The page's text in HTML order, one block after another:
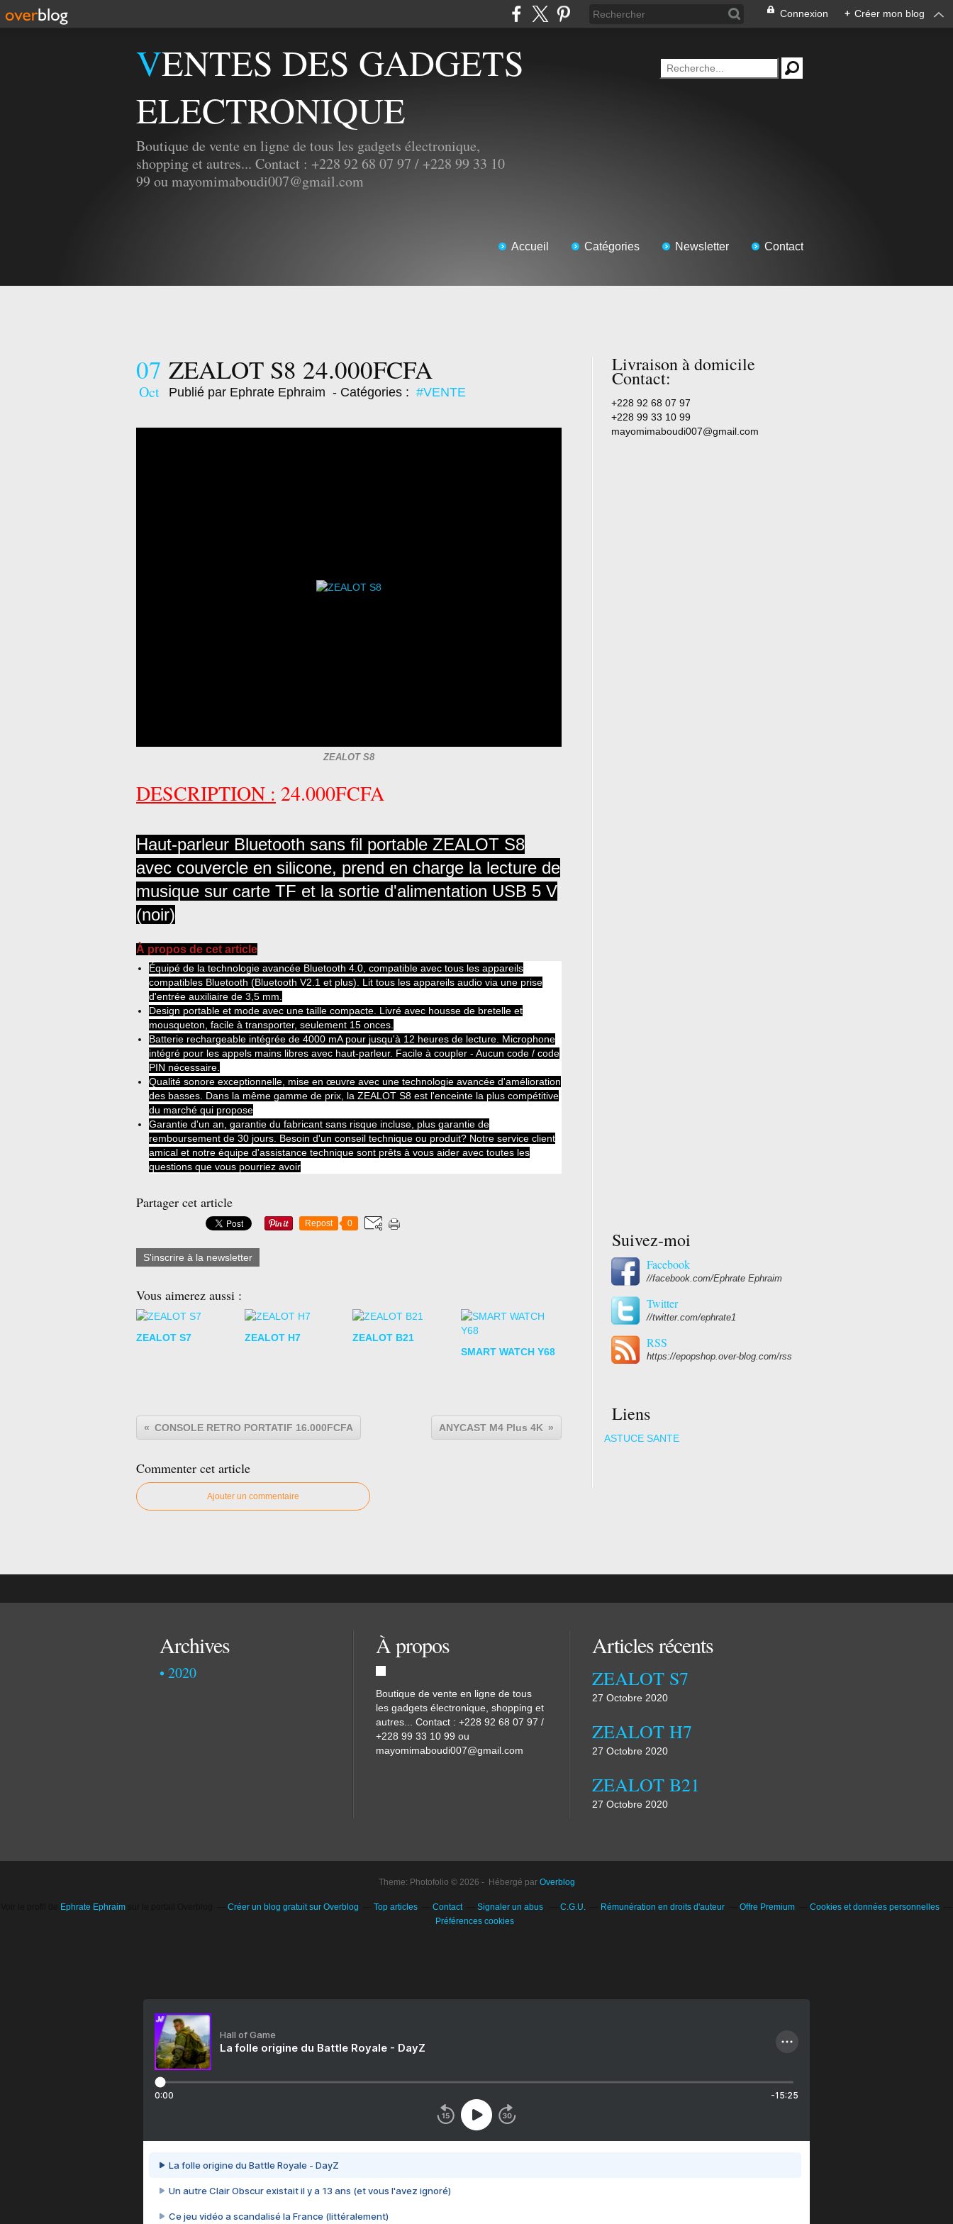
Connexion + Créer mon blog
VENTES DES GADGETS
ELECTRONIQUE
Boutique de vente en ligne de tous les gadgets électronique,
shopping et autres... Contact : +228 92 68 07 97 / +228 99 33 10
99 ou mayomimaboudi007@gmail.com
Accueil Catégories Newsletter Contact
07
Oct
ZEALOT S8 24.000FCFA
Publié par Ephrate Ephraim - Catégories : #VENTE
ZEALOT S8
DESCRIPTION : 24.000FCFA
Haut-parleur Bluetooth sans fil portable ZEALOT S8
avec couvercle en silicone, prend en charge la lecture de
musique sur carte TF et la sortie d'alimentation USB 5 V
(noir)
À propos de cet article
Équipé de la technologie avancée Bluetooth 4.0, compatible avec tous les appareils
compatibles Bluetooth (Bluetooth V2.1 et plus). Lit tous les appareils audio via une prise
d'entrée auxiliaire de 3,5 mm.
Design portable et mode avec une taille compacte. Livré avec housse de bretelle et
mousqueton, facile à transporter, seulement 15 onces.
Batterie rechargeable intégrée de 4000 mA pour jusqu'à 12 heures de lecture. Microphone
intégré pour les appels mains libres avec haut-parleur. Facile à coupler - Aucun code / code
PIN nécessaire.
Qualité sonore exceptionnelle, mise en œuvre avec une technologie avancée d'amélioration
des basses. Dans la même gamme de prix, la ZEALOT S8 est l'enceinte la plus compétitive
du marché qui propose
Garantie d'un an, garantie du fabricant sans risque incluse, plus garantie de
remboursement de 30 jours. Besoin d'un conseil technique ou produit? Notre service client
amical et notre équipe d'assistance technique sont prêts à vous aider avec toutes les
questions que vous pourriez avoir
Partager cet article
Repost 0
S'inscrire à la newsletter
Vous aimerez aussi :
ZEALOT S7 ZEALOT H7
ZEALOT B21
SMART WATCH Y68
CONSOLE RETRO PORTATIF 16.000FCFA ANYCAST M4 Plus 4K
Commenter cet article
Ajouter un commentaire
Livraison à domicile
Contact:
+228 92 68 07 97
+228 99 33 10 99
mayomimaboudi007@gmail.com
Suivez-moi
Facebook
//facebook.com/Ephrate Ephraim
Twitter
//twitter.com/ephrate1
RSS
https://epopshop.over-blog.com/rss
Liens
ASTUCE SANTE
Archives
2020
À propos
Boutique de vente en ligne de tous
les gadgets électronique, shopping et
autres... Contact : +228 92 68 07 97 /
+228 99 33 10 99 ou
mayomimaboudi007@gmail.com
Articles récents
ZEALOT S7
27 Octobre 2020
ZEALOT H7
27 Octobre 2020
ZEALOT B21
27 Octobre 2020
Theme: Photofolio © 2026 - Hébergé par Overblog
Ephrate Ephraim Créer un blog gratuit sur Overblog Top articles Contact Signaler un abus C.G.U. Rémunération en droits d'auteur Offre Premium
Cookies et données personnelles
Préférences cookies
Hall of Game
La folle origine du Battle Royale - DayZ
0:00 -15:25
La folle origine du Battle Royale - DayZ
Un autre Clair Obscur existait il y a 13 ans (et vous l'avez ignoré)
Ce jeu vidéo a scandalisé la France (littéralement)